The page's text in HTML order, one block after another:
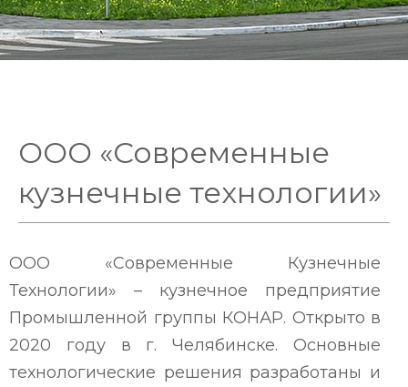
ООО «Современные
кузнечные технологии»
ООО «Современные Кузнечные
Технологии» – кузнечное предприятие
Промышленной группы КОНАР. Открыто в
2020 году в г. Челябинске. Основные
технологические решения разработаны и